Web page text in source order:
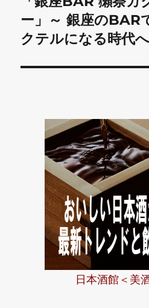
シ
ョ
ン
の
投
ー」～ 銀座のBAR
クテルになる時代へ
日本酒館＜美